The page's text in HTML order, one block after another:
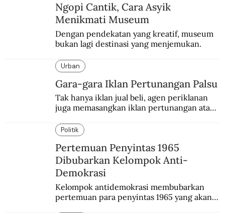
Ngopi Cantik, Cara Asyik
Menikmati Museum
Dengan pendekatan yang kreatif, museum
bukan lagi destinasi yang menjemukan.
Urban
Gara-gara Iklan Pertunangan Palsu
Tak hanya iklan jual beli, agen periklanan
juga memasangkan iklan pertunangan atau
memasang iklan pertunangan palsu.
Politik
Pertemuan Penyintas 1965
Dibubarkan Kelompok Anti-
Demokrasi
Kelompok antidemokrasi membubarkan
pertemuan para penyintas 1965 yang akan